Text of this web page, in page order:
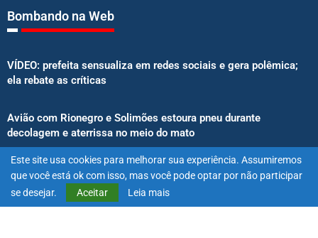
Bombando na Web
VÍDEO: prefeita sensualiza em redes sociais e gera polêmica;
ela rebate as críticas
Avião com Rionegro e Solimões estoura pneu durante
decolagem e aterrissa no meio do mato
Senado aprova proibição de atletas e influenciadores em
anúncios de bets
Este site usa cookies para melhorar sua experiência. Assumiremos
que você está ok com isso, mas você pode optar por não participar
se desejar.
Aceitar Leia mais